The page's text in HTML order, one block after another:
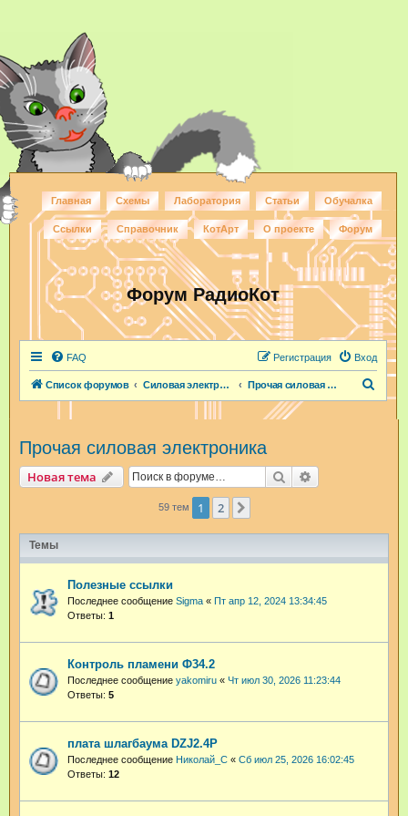
Главная Схемы Лаборатория Статьи Обучалка
Ссылки Справочник КотАрт О проекте Форум
Форум РадиоКот
FAQ Вход
Регистрация
Список форумов Силовая электроника Прочая силовая электроника
Прочая силовая электроника
Новая тема Поиск
59 тем 1 2
Темы
Полезные ссылки
Последнее сообщение Sigma « Пт апр 12, 2024 13:34:45
Ответы: 1
Контроль пламени Ф34.2
Последнее сообщение yakomiru « Чт июл 30, 2026 11:23:44
Ответы: 5
плата шлагбаума DZJ2.4P
Последнее сообщение Николай_С « Сб июл 25, 2026 16:02:45
Ответы: 12